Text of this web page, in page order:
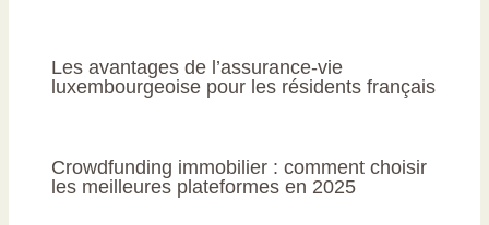
Les avantages de l’assurance-vie
luxembourgeoise pour les résidents français
Crowdfunding immobilier : comment choisir
les meilleures plateformes en 2025